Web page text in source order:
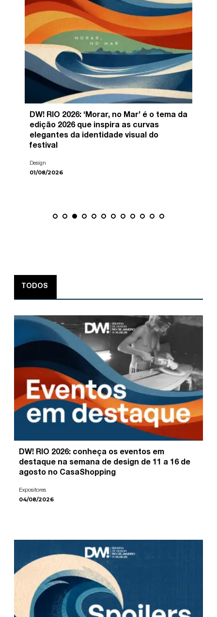
DW! RIO 2026: ‘Morar, no Mar’ é o tema da
edição 2026 que inspira as curvas
elegantes da identidade visual do
festival
Design
01/08/2026
TODOS
DW! RIO 2026: conheça os eventos em
destaque na semana de design de 11 a 16 de
agosto no CasaShopping
Expositores
04/08/2026